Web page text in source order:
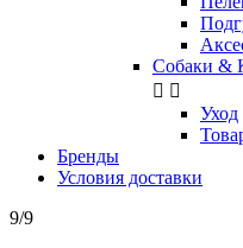
Собаки &
 
Уход
Бренды
Условия доставки
9/9